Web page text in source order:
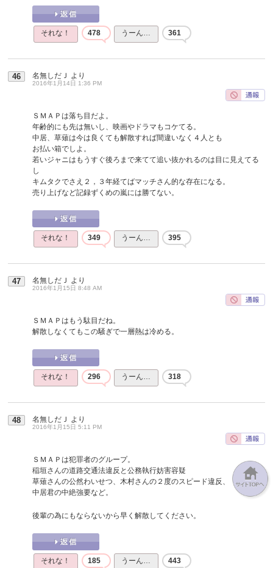
それな！ 478 うーん… 361
46 名無しだＪ より
2016年1月14日 1:36 PM
ＳＭＡＰは落ち目だよ。
年齢的にも先は無いし、映画やドラマもコケてる。
中居、草薙は今は良くても解散すれば間違いなく４人とも
お払い箱でしよ。
若いジャニはもうすぐ後ろまで来てて追い抜かれるのは目に見えてる
し
キムタクでさえ２，３年経てばマッチさん的な存在になる。
売り上げなど記録ずくめの嵐には勝てない。
それな！ 349 うーん… 395
47 名無しだＪ より
2016年1月15日 8:48 AM
ＳＭＡＰはもう駄目だね。
解散しなくてもこの騒ぎで一層熱は冷める。
それな！ 296 うーん… 318
48 名無しだＪ より
2016年1月15日 5:11 PM
ＳＭＡＰは犯罪者のグループ。
稲垣さんの道路交通法違反と公務執行妨害容疑
草薙さんの公然わいせつ、木村さんの２度のスピード違反、
中居君の中絶強要など。
後輩の為にもならないから早く解散してください。
それな！ 185 うーん… 443